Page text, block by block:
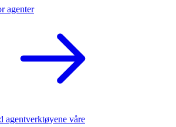
agenter
agentverktøyene våre